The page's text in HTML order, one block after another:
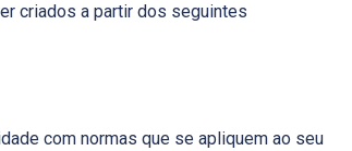
criados a partir dos seguintes
com normas que se apliquem ao seu